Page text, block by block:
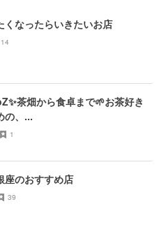
くなったらいきたいお店
14
茶畑から食卓まで🌱お茶好き
の、...
1
座のおすすめ店
39